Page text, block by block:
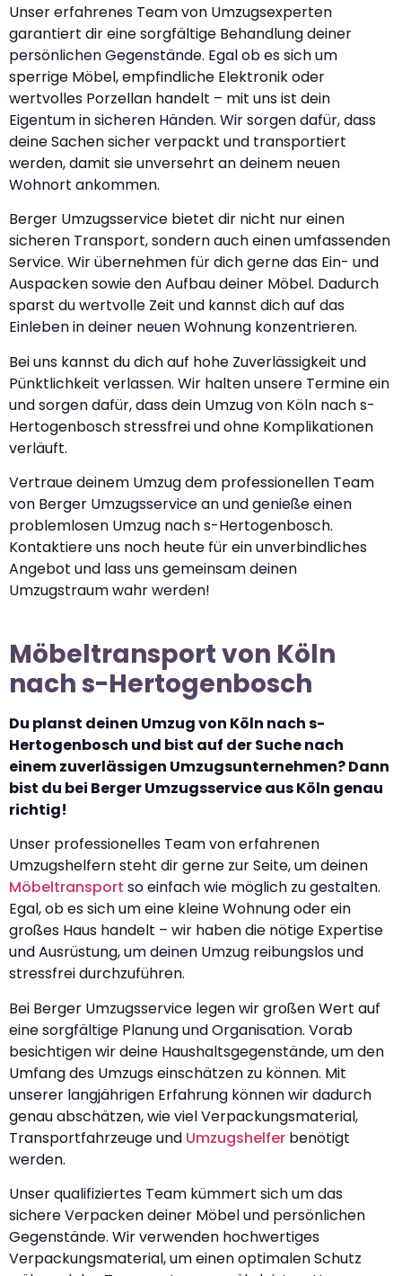
Unser erfahrenes Team von Umzugsexperten
garantiert dir eine sorgfältige Behandlung deiner
persönlichen Gegenstände. Egal ob es sich um
sperrige Möbel, empfindliche Elektronik oder
wertvolles Porzellan handelt – mit uns ist dein
Eigentum in sicheren Händen. Wir sorgen dafür, dass
deine Sachen sicher verpackt und transportiert
werden, damit sie unversehrt an deinem neuen
Wohnort ankommen.
Berger Umzugsservice bietet dir nicht nur einen
sicheren Transport, sondern auch einen umfassenden
Service. Wir übernehmen für dich gerne das Ein- und
Auspacken sowie den Aufbau deiner Möbel. Dadurch
sparst du wertvolle Zeit und kannst dich auf das
Einleben in deiner neuen Wohnung konzentrieren.
Bei uns kannst du dich auf hohe Zuverlässigkeit und
Pünktlichkeit verlassen. Wir halten unsere Termine ein
und sorgen dafür, dass dein Umzug von Köln nach s-
Hertogenbosch stressfrei und ohne Komplikationen
verläuft.
Vertraue deinem Umzug dem professionellen Team
von Berger Umzugsservice an und genieße einen
problemlosen Umzug nach s-Hertogenbosch.
Kontaktiere uns noch heute für ein unverbindliches
Angebot und lass uns gemeinsam deinen
Umzugstraum wahr werden!
Möbeltransport von Köln
nach s-Hertogenbosch
Du planst deinen Umzug von Köln nach s-
Hertogenbosch und bist auf der Suche nach
einem zuverlässigen Umzugsunternehmen? Dann
bist du bei Berger Umzugsservice aus Köln genau
richtig!
Unser professionelles Team von erfahrenen
Umzugshelfern steht dir gerne zur Seite, um deinen
Möbeltransport so einfach wie möglich zu gestalten.
Egal, ob es sich um eine kleine Wohnung oder ein
großes Haus handelt – wir haben die nötige Expertise
und Ausrüstung, um deinen Umzug reibungslos und
stressfrei durchzuführen.
Bei Berger Umzugsservice legen wir großen Wert auf
eine sorgfältige Planung und Organisation. Vorab
besichtigen wir deine Haushaltsgegenstände, um den
Umfang des Umzugs einschätzen zu können. Mit
unserer langjährigen Erfahrung können wir dadurch
genau abschätzen, wie viel Verpackungsmaterial,
Transportfahrzeuge und Umzugshelfer benötigt
werden.
Unser qualifiziertes Team kümmert sich um das
sichere Verpacken deiner Möbel und persönlichen
Gegenstände. Wir verwenden hochwertiges
Verpackungsmaterial, um einen optimalen Schutz